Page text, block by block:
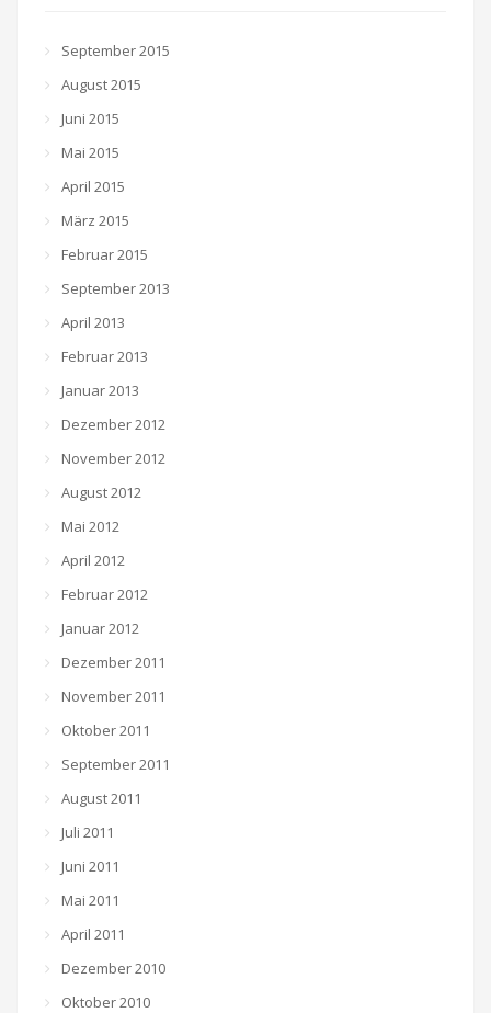
September 2015
August 2015
Juni 2015
Mai 2015
April 2015
März 2015
Februar 2015
September 2013
April 2013
Februar 2013
Januar 2013
Dezember 2012
November 2012
August 2012
Mai 2012
April 2012
Februar 2012
Januar 2012
Dezember 2011
November 2011
Oktober 2011
September 2011
August 2011
Juli 2011
Juni 2011
Mai 2011
April 2011
Dezember 2010
Oktober 2010